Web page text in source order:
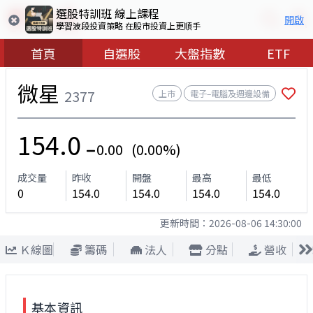
選股特訓班 線上課程
學習波段投資策略 在股市投資上更順手 開啟
首頁 自選股 大盤指數 ETF
微星 2377 上市 電子–電腦及週邊設備
154.0 0.00 (0.00%)
成交量
0
昨收
154.0
開盤
154.0
最高
154.0
最低
154.0
更新時間： 2026-08-06 14:30:00
Ｋ線圖 籌碼 法人 分點 營收
基本資訊